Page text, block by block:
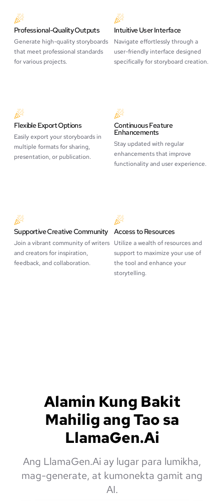
Professional-Quality Outputs
Generate high-quality storyboards
that meet professional standards
for various projects.
Intuitive User Interface
Navigate effortlessly through a
user-friendly interface designed
specifically for storyboard creation.
Flexible Export Options
Easily export your storyboards in
multiple formats for sharing,
presentation, or publication.
Continuous Feature
Enhancements
Stay updated with regular
enhancements that improve
functionality and user experience.
Supportive Creative Community
Join a vibrant community of writers
and creators for inspiration,
feedback, and collaboration.
Access to Resources
Utilize a wealth of resources and
support to maximize your use of
the tool and enhance your
storytelling.
Alamin Kung Bakit
Mahilig ang Tao sa
LlamaGen.Ai
Ang LlamaGen.Ai ay lugar para lumikha,
mag-generate, at kumonekta gamit ang
AI.